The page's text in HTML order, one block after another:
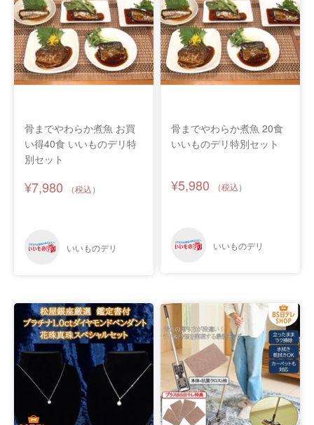
骨までやわらか煮魚 お買
い得40食 いいものデリ特
別セット
¥7,980
骨までやわらか煮魚 20食
いいものデリ特別セット
¥5,980